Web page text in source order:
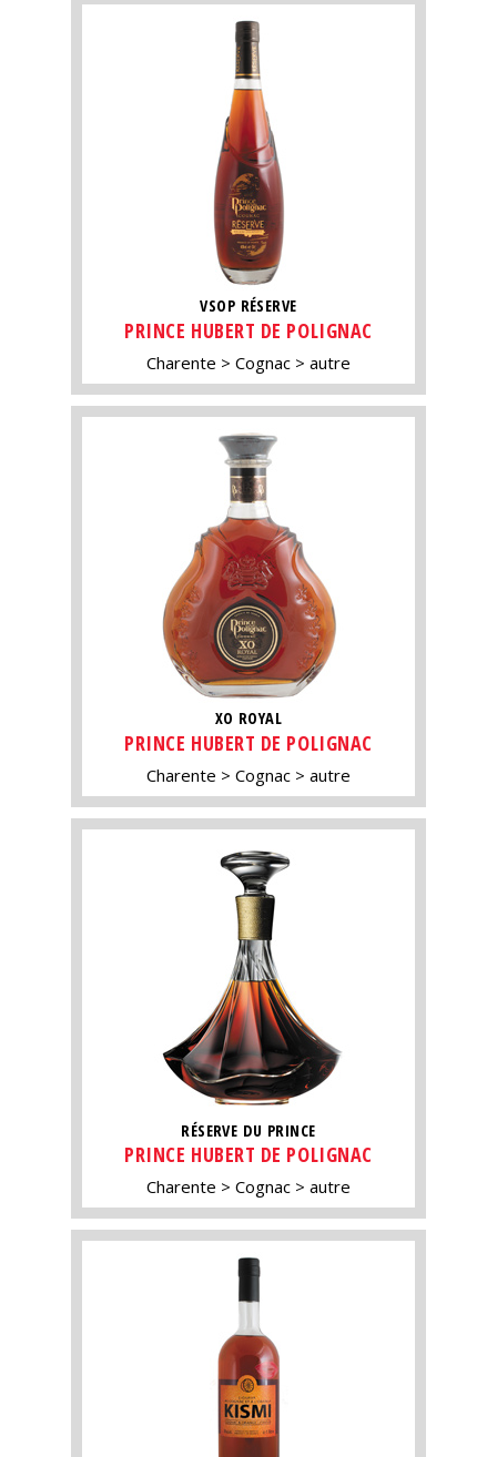
VSOP RÉSERVE
PRINCE HUBERT DE POLIGNAC
Charente Cognac autre
XO ROYAL
PRINCE HUBERT DE POLIGNAC
Charente Cognac autre
RÉSERVE DU PRINCE
PRINCE HUBERT DE POLIGNAC
Charente Cognac autre